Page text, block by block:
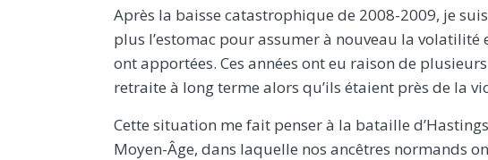
Après la baisse catastrophique de 2008-2009, je
plus l’estomac pour assumer à nouveau la volatilité
ont apportées. Ces années ont eu raison de
retraite à long terme alors qu’ils étaient près de la
Cette situation me fait penser à la bataille
Moyen-Âge, dans laquelle nos ancêtres normands